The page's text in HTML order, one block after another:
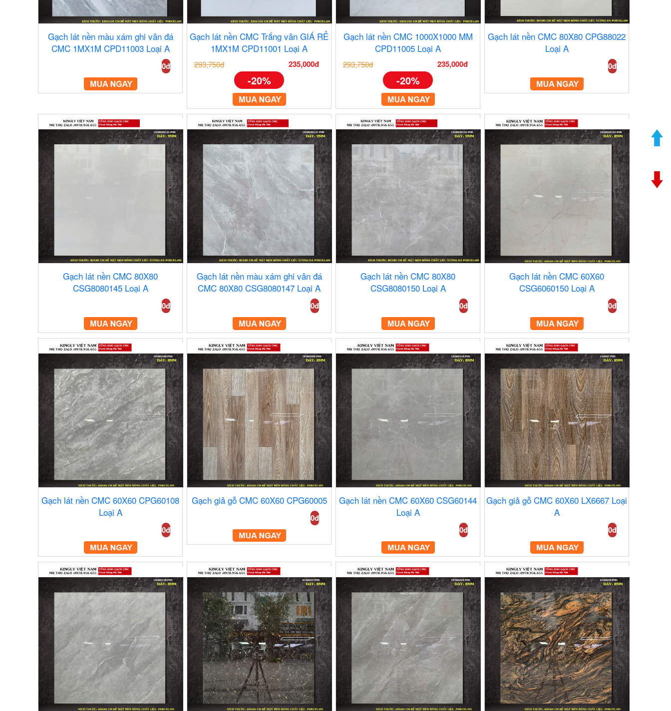
Gạch lát nền màu xám ghi vân đá
CMC 1MX1M CPD11003 Loại A
0đ
Gạch lát nền CMC Trắng vân GIÁ RẺ
1MX1M CPD11001 Loại A
293,750đ 235,000đ
-20%
Gạch lát nền CMC 1000X1000 MM
CPD11005 Loại A
293,750đ 235,000đ
-20%
Gạch lát nền CMC 80X80 CPG88022
Loại A
0đ
Gạch lát nền CMC 80X80
CSG8080145 Loại A
0đ
Gạch lát nền màu xám ghi vân đá
CMC 80X80 CSG8080147 Loại A
0đ
Gạch lát nền CMC 80X80
CSG8080150 Loại A
0đ
Gạch lát nền CMC 60X60
CSG6060150 Loại A
0đ
Gạch lát nền CMC 60X60 CPG60108
Loại A
0đ
Gạch giả gỗ CMC 60X60 CPG60005
0đ
Gạch lát nền CMC 60X60 CSG60144
Loại A
0đ
Gạch giả gỗ CMC 60X60 LX6667 Loại
A
0đ